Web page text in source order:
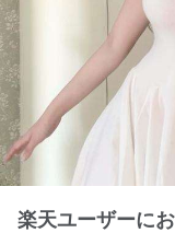
楽天ユーザーに